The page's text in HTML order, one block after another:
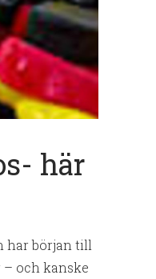
här
har början till
– och kanske